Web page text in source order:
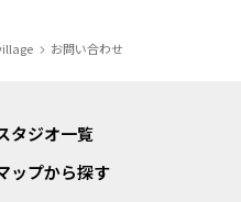
お問い合わせ
タジオ一覧
ップから探す